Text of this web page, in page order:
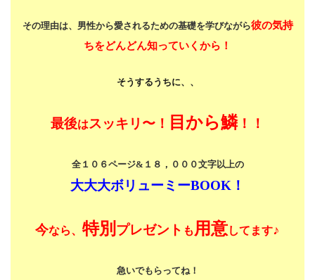
その理由は、男性から愛されるための基礎を学びながら彼の気持
ちをどんどん知っていくから！
そうするうちに、、
最後はスッキリ〜！ 目から鱗！！
全１０６ページ&１８，０００文字以上の
大大大ボリューミーBOOK！
今なら、 特別 プレゼント も 用意してます♪
急いでもらってね！